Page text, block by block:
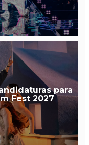
para
Fest 2027